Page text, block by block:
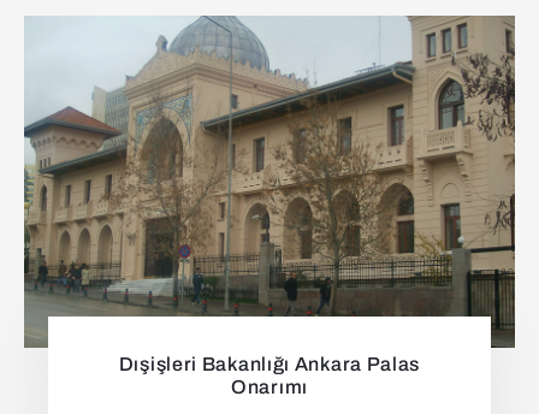
Dışişleri Bakanlığı Ankara Palas
Onarımı